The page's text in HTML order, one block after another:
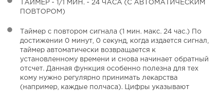
ТАЙМЕР - 1/1 МИН. - 24 ЧАСА (С АВТОМАТИЧЕСКИМ
ПОВТОРОМ)
Таймер с повтором сигнала (1 мин. макс. 24 час.) По
достижении 0 минут, 0 секунд, когда издается сигнал,
таймер автоматически возвращается к
установленному времени и снова начинает обратный
отсчет. Данная функция особенно полезна для тех
кому нужно регулярно принимать лекарства
(например, каждые полчаса). Цифры указывают